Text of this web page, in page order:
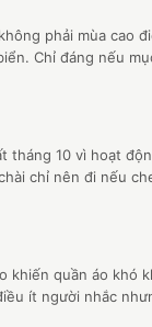
phải mùa cao
Chỉ đáng nếu
tháng 10 vì hoạt
chỉ nên đi nếu
khiến quần áo khó
ít người nhắc